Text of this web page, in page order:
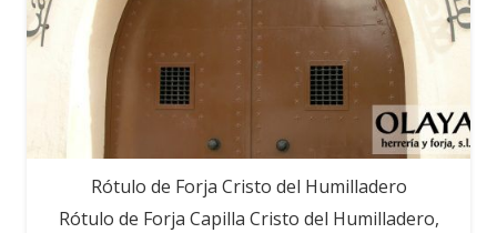
Rótulo de Forja Cristo del Humilladero
Rótulo de Forja Capilla Cristo del Humilladero,